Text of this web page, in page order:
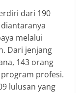
dari 190
melalui
Dari jenjang
143 orang
profesi.
lulusan yang